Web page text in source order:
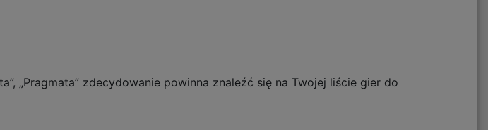
„Pragmata” zdecydowanie powinna znaleźć się na Twojej liście gier do